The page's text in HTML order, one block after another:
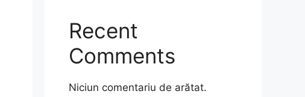
Recent
Comments
Niciun comentariu de arătat.